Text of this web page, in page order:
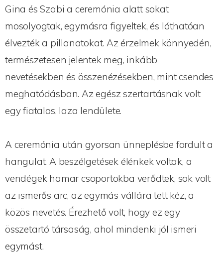
Gina és Szabi a ceremónia alatt sokat
mosolyogtak, egymásra figyeltek, és láthatóan
élvezték a pillanatokat. Az érzelmek könnyedén,
természetesen jelentek meg, inkább
nevetésekben és összenézésekben, mint csendes
meghatódásban. Az egész szertartásnak volt
egy fiatalos, laza lendülete.
A ceremónia után gyorsan ünneplésbe fordult a
hangulat. A beszélgetések élénkek voltak, a
vendégek hamar csoportokba verődtek, sok volt
az ismerős arc, az egymás vállára tett kéz, a
közös nevetés. Érezhető volt, hogy ez egy
összetartó társaság, ahol mindenki jól ismeri
egymást.